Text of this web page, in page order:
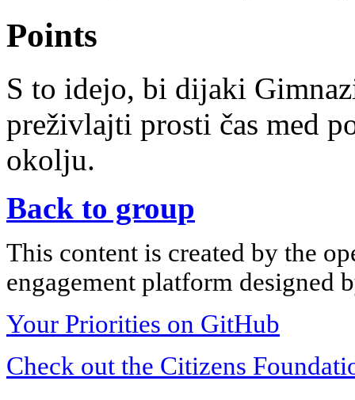
Points
S to idejo, bi dijaki
preživlajti prosti čas med
okolju.
Back to group
This content is created by the
engagement platform designed
Your Priorities on GitHub
Check out the Citizens